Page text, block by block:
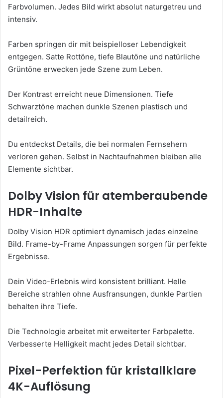
Farbvolumen. Jedes Bild wirkt absolut naturgetreu und
intensiv.
Farben springen dir mit beispielloser Lebendigkeit
entgegen. Satte Rottöne, tiefe Blautöne und natürliche
Grüntöne erwecken jede Szene zum Leben.
Der Kontrast erreicht neue Dimensionen. Tiefe
Schwarztöne machen dunkle Szenen plastisch und
detailreich.
Du entdeckst Details, die bei normalen Fernsehern
verloren gehen. Selbst in Nachtaufnahmen bleiben alle
Elemente sichtbar.
Dolby Vision für atemberaubende
HDR-Inhalte
Dolby Vision HDR optimiert dynamisch jedes einzelne
Bild. Frame-by-Frame Anpassungen sorgen für perfekte
Ergebnisse.
Dein Video-Erlebnis wird konsistent brilliant. Helle
Bereiche strahlen ohne Ausfransungen, dunkle Partien
behalten ihre Tiefe.
Die Technologie arbeitet mit erweiterter Farbpalette.
Verbesserte Helligkeit macht jedes Detail sichtbar.
Pixel-Perfektion für kristallklare
4K-Auflösung